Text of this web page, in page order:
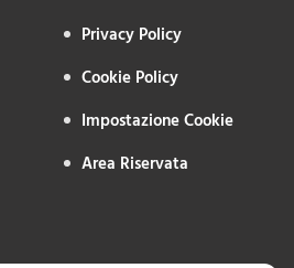
Privacy Policy
Cookie Policy
Impostazione Cookie
Area Riservata